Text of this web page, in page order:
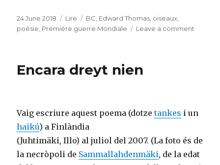
Posted
on
24 June 2018 Categories
Lire Tags
BC, Edward Thomas, oiseaux,
poésie, Première guerre Mondiale Leave a comment
Encara dreyt nien
Vaig escriure aquest poema (dotzetankes i un
haikú) a Finlàndia
(Juhtimäki, Illo) al juliol del 2007. (La foto és de
la necròpoli de Sammallahdenmäki, de la edat